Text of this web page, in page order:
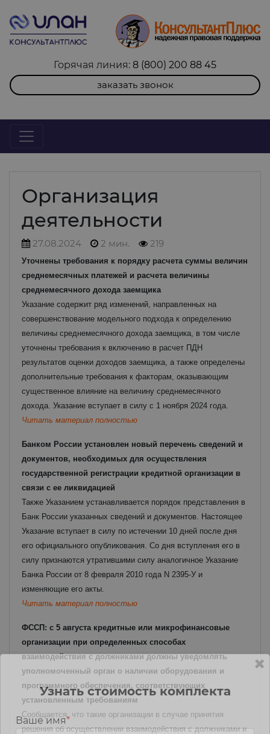
Горячая линия: 8 (800) 200 88 45
заказать звонок
Организация
деятельности
27.08.2024 2 мин. 219
Уточнены требования к порядку расчета суммы величин
среднемесячных платежей и расчета величины
среднемесячного дохода заемщика
Указание содержит ряд изменений, направленных на
совершенствование модельного подхода к определению
величины среднемесячного дохода заемщика, в том числе
уточнены требования к включению в расчет ПДН
результатов оценки доходов заемщика, а также определены
дополнительные требования к факторам, оказывающим
существенное влияние на величину среднемесячного
дохода. Указание вступает в силу с 1 ноября 2024 года.
Читать материал полностью
Банком России установлен новый перечень сведений и
документов, необходимых для осуществления
государственной регистрации кредитной организации в
связи с ее ликвидацией
Также Указанием устанавливается порядок представления в
Банк России указанных сведений и документов. Настоящее
Указание вступает в силу по истечении 10 дней после дня
его официального опубликования. Со дня вступления его в
силу признаются утратившими силу аналогичное Указание
Банка России от 8 февраля 2010 года N 2395-У и
изменяющие его акты.
Читать материал полностью
ФССП: с 5 августа кредитные или микрофинансовые
организации при определенных способах
взаимодействия с должниками должны уведомлять
уполномоченный орган о наличии оборудования и
программного обеспечения, соответствующих
установленным требованиям
Сообщается, что такие организации в случае принятия
решения об осуществлении взаимодействия с должниками и
Узнать стоимость комплекта
Ваше имя*